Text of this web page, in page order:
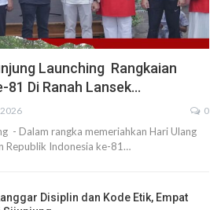
Launching Rangkaian
81 Di Ranah Lansek…
0
- Dalam rangka memeriahkan Hari Ulang
Republik Indonesia ke-81…
Disiplin dan Kode Etik, Empat